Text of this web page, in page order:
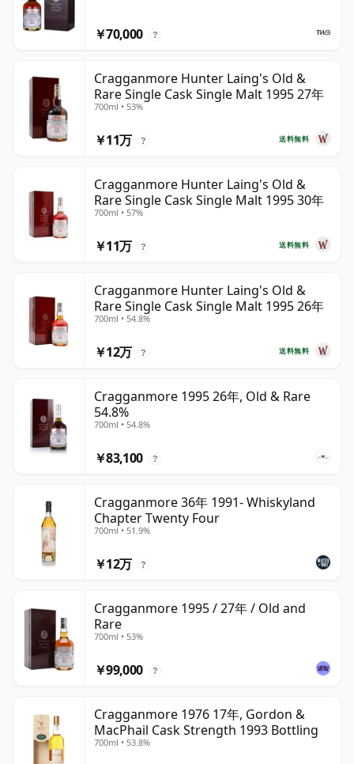
￥70,000 ?
Cragganmore Hunter Laing's Old &
Rare Single Cask Single Malt 1995 27年
700ml • 53%
送料無料
￥11万 ?
Cragganmore Hunter Laing's Old &
Rare Single Cask Single Malt 1995 30年
700ml • 57%
送料無料
￥11万 ?
Cragganmore Hunter Laing's Old &
Rare Single Cask Single Malt 1995 26年
700ml • 54.8%
送料無料
￥12万 ?
Cragganmore 1995 26年, Old & Rare
54.8%
700ml • 54.8%
￥83,100 ?
Cragganmore 36年 1991- Whiskyland
Chapter Twenty Four
700ml • 51.9%
￥12万 ?
Cragganmore 1995 / 27年 / Old and
Rare
700ml • 53%
￥99,000 ?
Cragganmore 1976 17年, Gordon &
MacPhail Cask Strength 1993 Bottling
700ml • 53.8%